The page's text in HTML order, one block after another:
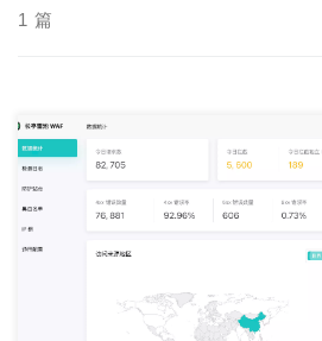
1 篇
长亭科技出的WAF，据说是“耗时近
WAF”，不知真假，基于 Nginx 开发（
使用了什么“智能语义分析算法”，
后台前端的代码，还有一些docker容
redis、postgres 15.2），核心代码并